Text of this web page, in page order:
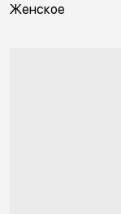
Женское